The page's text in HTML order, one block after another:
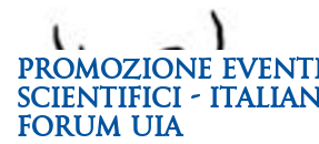
PROMOZIONE
SCIENTIFICI -
FORUM UIA